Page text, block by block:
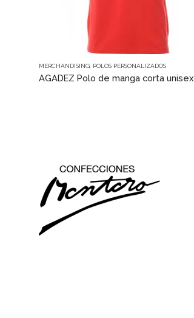
MERCHANDISING POLOS PERSONALIZADOS
AGADEZ Polo de manga corta unisex